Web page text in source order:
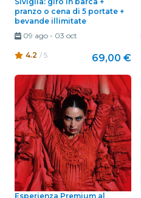
pranzo o cena di 5 portate +
bevande illimitate
09 ago- 03 oct
4.2 / 5 69,00 €
Esperienza Premium al